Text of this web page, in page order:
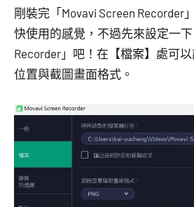
剛裝完「Movavi Screen Recorder
快使用的感覺，不過先來設定一下
Recorder」吧！在【檔案】處可
位置與截圖畫面格式。